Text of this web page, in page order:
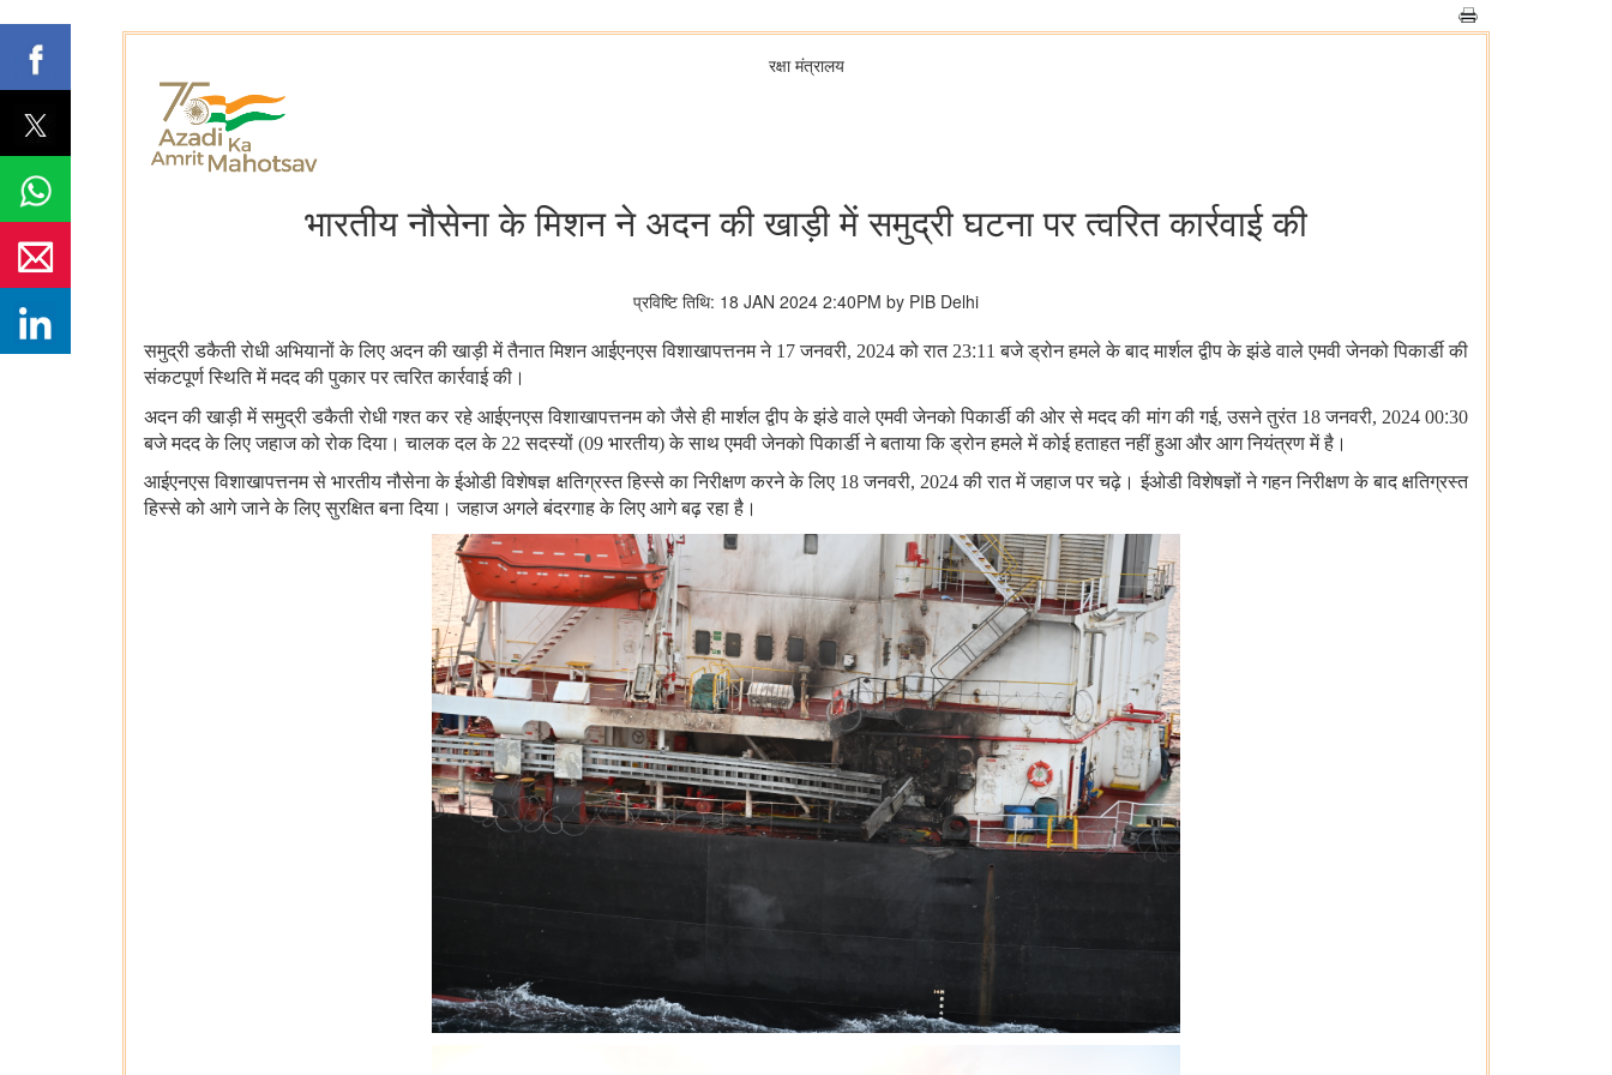
रक्षा मंत्रालय
भारतीय नौसेना के मिशन ने अदन की खाड़ी में समुद्री घटना पर त्वरित कार्रवाई की
प्रविष्टि तिथि: 18 JAN 2024 2:40PM by PIB Delhi
समुद्री डकैती रोधी अभियानों के लिए अदन की खाड़ी में तैनात मिशन आईएनएस विशाखापत्तनम ने 17 जनवरी, 2024 को रात 23:11 बजे ड्रोन हमले के बाद मार्शल द्वीप के झंडे वाले एमवी जेनको पिकार्डी की
संकटपूर्ण स्थिति में मदद की पुकार पर त्वरित कार्रवाई की।
अदन की खाड़ी में समुद्री डकैती रोधी गश्त कर रहे आईएनएस विशाखापत्तनम को जैसे ही मार्शल द्वीप के झंडे वाले एमवी जेनको पिकार्डी की ओर से मदद की मांग की गई, उसने तुरंत 18 जनवरी, 2024 00:30
बजे मदद के लिए जहाज को रोक दिया। चालक दल के 22 सदस्यों (09 भारतीय) के साथ एमवी जेनको पिकार्डी ने बताया कि ड्रोन हमले में कोई हताहत नहीं हुआ और आग नियंत्रण में है।
आईएनएस विशाखापत्तनम से भारतीय नौसेना के ईओडी विशेषज्ञ क्षतिग्रस्त हिस्से का निरीक्षण करने के लिए 18 जनवरी, 2024 की रात में जहाज पर चढ़े। ईओडी विशेषज्ञों ने गहन निरीक्षण के बाद क्षतिग्रस्त
हिस्से को आगे जाने के लिए सुरक्षित बना दिया। जहाज अगले बंदरगाह के लिए आगे बढ़ रहा है।